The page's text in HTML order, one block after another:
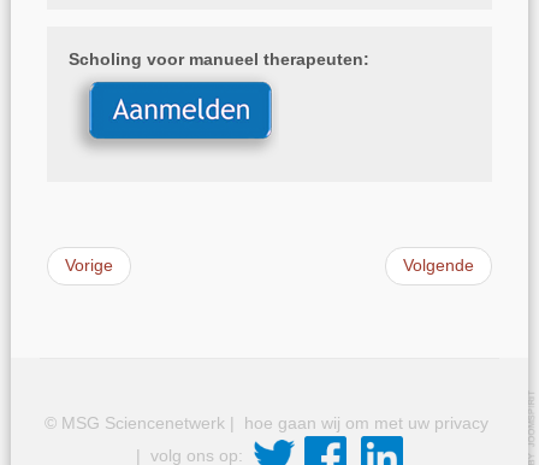
Scholing voor manueel therapeuten:
Vorige Volgende
© MSG Sciencenetwerk | hoe gaan wij om met uw privacy
| volg ons op: